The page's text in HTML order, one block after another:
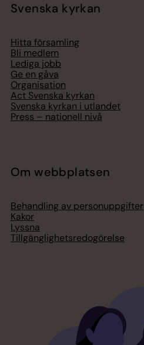
Svenska kyrkan
Hitta församling
Bli medlem
Lediga jobb
Ge en gåva
Organisation
Act Svenska kyrkan
Svenska kyrkan i utlandet
Press – nationell nivå
Om webbplatsen
Behandling av personuppgifter
Kakor
Lyssna
Tillgänglighetsredogörelse